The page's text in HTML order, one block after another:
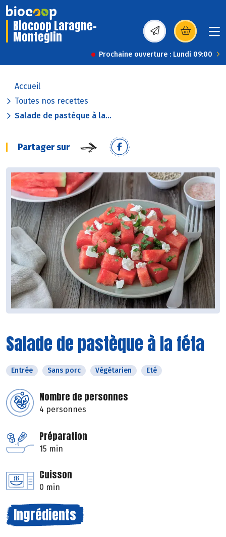
Biocoop Laragne-
Monteglin (s’ouvre dans une
Prochaine ouverture : Lundi 09:00
Accueil
Toutes nos recettes
Salade de pastèque à la...
Partager sur
Salade de pastèque à la féta
Entrée Sans porc Végétarien Eté
Nombre de personnes
4 personnes
Préparation
15 min
Cuisson
0 min
Ingrédients